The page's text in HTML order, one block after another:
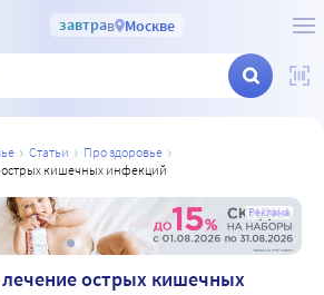
завтрав Москве
статьи
про здоровье
острых кишечных инфекций
Реклама
острых кишечных